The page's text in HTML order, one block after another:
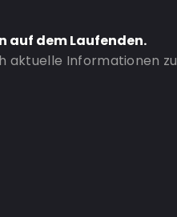
auf dem Laufenden.
aktuelle Informationen